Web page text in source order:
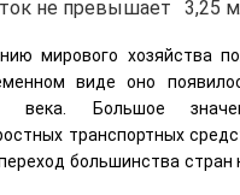
не превышает
3,25
мирового хозяйства
виде оно
века. Большое
транспортных
большинства стран